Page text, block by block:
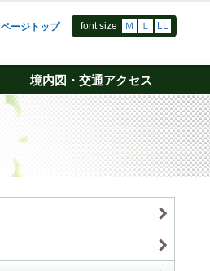
ページトップ font size Ｍ Ｌ LL
境内図・交通アクセス